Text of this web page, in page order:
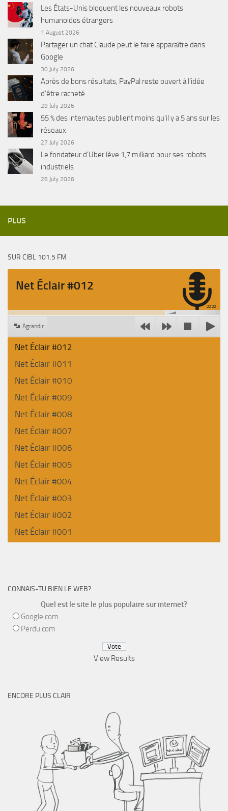
Les États-Unis bloquent les nouveaux robots
humanoïdes étrangers
1 August 2026
Partager un chat Claude peut le faire apparaître dans
Google
30 July 2026
Après de bons résultats, PayPal reste ouvert à l’idée
d’être racheté
29 July 2026
55 % des internautes publient moins qu’il y a 5 ans sur les
réseaux
27 July 2026
Le fondateur d’Uber lève 1,7 milliard pour ses robots
industriels
26 July 2026
PLUS
SUR CIBL 101.5 FM
Net Éclair #012
00:00
Agrandir
Net Éclair #012
Net Éclair #011
Net Éclair #010
Net Éclair #009
Net Éclair #008
Net Éclair #007
Net Éclair #006
Net Éclair #005
Net Éclair #004
Net Éclair #003
Net Éclair #002
Net Éclair #001
CONNAIS-TU BIEN LE WEB?
Quel est le site le plus populaire sur internet?
Google.com
Perdu.com
View Results
ENCORE PLUS CLAIR